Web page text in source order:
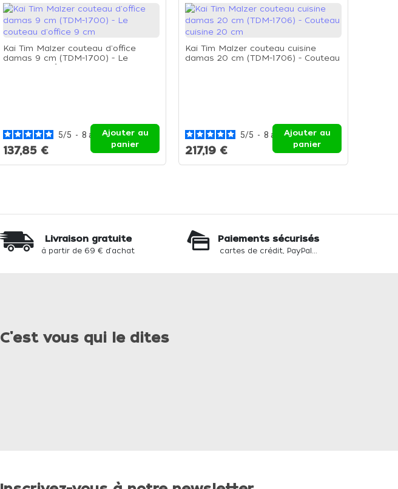
Kai Tim Malzer couteau d'office
damas 9 cm (TDM-1700) - Le
5/5 - 8 avis
137,85 €
Ajouter au
panier
Kai Tim Malzer couteau cuisine
damas 20 cm (TDM-1706) - Couteau
5/5 - 8 avis
217,19 €
Ajouter au
panier
Livraison gratuite
à partir de 69 € d'achat
Paiements sécurisés
cartes de crédit, PayPal...
C'est vous qui le dites